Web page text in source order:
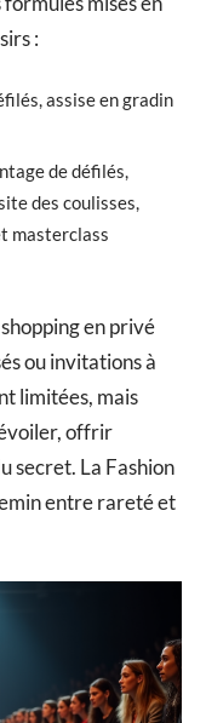
:
assise en gradin
de défilés,
des coulisses,
masterclass
en privé
ou invitations à
limitées, mais
offrir
secret. La Fashion
entre rareté et